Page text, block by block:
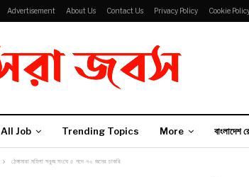
Advertisement About Us Contact Us Privacy Policy Cookie
All Job Trending Topics More বাংলাদেশ
ঠেঙ্গামারা মহিলা সবুজ সংঘে ৫ পদে ৭০ জনের চাকরি